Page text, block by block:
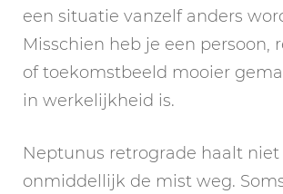
een situatie vanzelf anders
Misschien heb je een persoon,
of toekomstbeeld mooier
in werkelijkheid is.
Neptunus retrograde haalt
onmiddellijk de mist weg.